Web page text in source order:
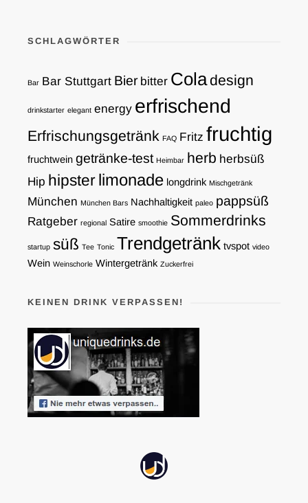
SCHLAGWÖRTER
Bar Bar Stuttgart Bier bitter Coladesign
drinkstarter elegant energy erfrischend
Erfrischungsgetränk FAQ Fritz fruchtig
fruchtwein getränke-test Heimbar herb herbsüß
Hip hipsterlimonade longdrink Mischgetränk
München München Bars Nachhaltigkeit paleo pappsüß
Ratgeber regional Satire smoothie Sommerdrinks
startup süß Tee Tonic Trendgetränk tvspot video
Wein Weinschorle Wintergetränk Zuckerfrei
KEINEN DRINK VERPASSEN!